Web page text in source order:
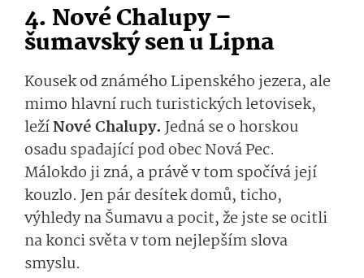
4. Nové Chalupy –
šumavský sen u Lipna
Kousek od známého Lipenského jezera, ale
mimo hlavní ruch turistických letovisek,
ležíNové Chalupy.Jedná se o horskou
osadu spadající pod obec Nová Pec.
Málokdo ji zná, a právě v tom spočívá její
kouzlo. Jen pár desítek domů, ticho,
výhledy na Šumavu a pocit, že jste se ocitli
na konci světa v tom nejlepším slova
smyslu.